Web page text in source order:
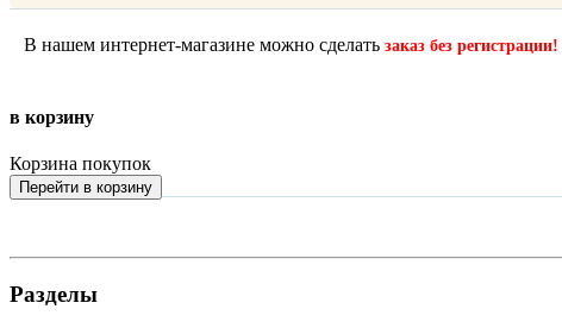
В нашем интернет-магазине можно сделать заказ без регистрации!
в корзину
Корзина покупок
Перейти в корзину
Разделы